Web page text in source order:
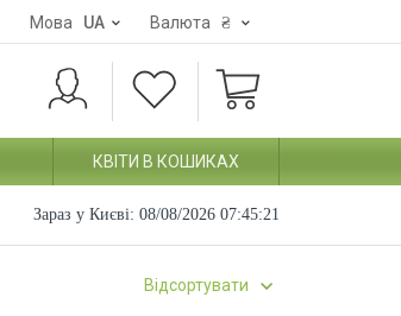
Мова UA Валюта ₴
КВІТИ В КОШИКАХ
Зараз у Києві: 08/08/2026 07:45:22
Відсортувати